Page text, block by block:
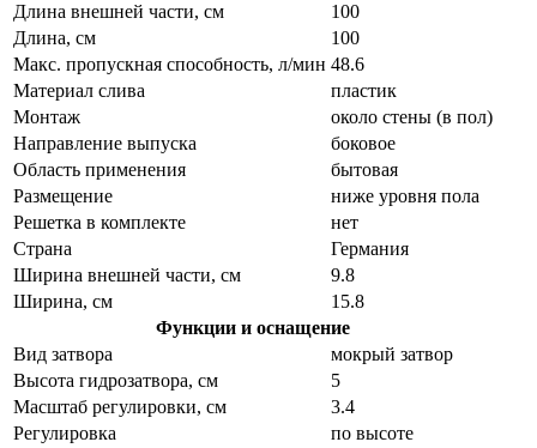
Длина внешней части, см
100
Длина, см
100
Макс. пропускная способность, л/мин 48.6
Материал слива
пластик
Монтаж
около стены (в пол)
Направление выпуска
боковое
Область применения
бытовая
Размещение
ниже уровня пола
Решетка в комплекте
нет
Страна
Германия
Ширина внешней части, см
9.8
Ширина, см
15.8
Функции и оснащение
Вид затвора
мокрый затвор
Высота гидрозатвора, см
5
Масштаб регулировки, см
3.4
Регулировка
по высоте